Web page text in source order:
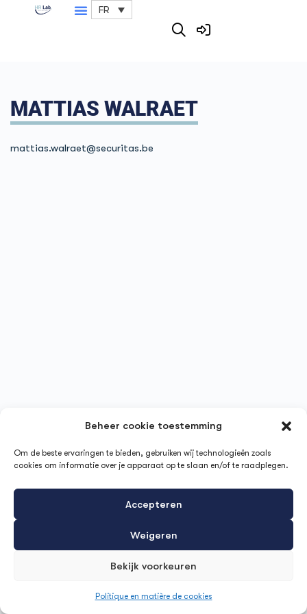
Beheer cookie toestemming
Om de beste ervaringen te bieden, gebruiken wij technologieën zoals
cookies om informatie over je apparaat op te slaan en/of te raadplegen.
Accepteren
Weigeren
Bekijk voorkeuren
Politique en matière de cookies
FR
MATTIAS WALRAET
mattias.walraet@securitas.be